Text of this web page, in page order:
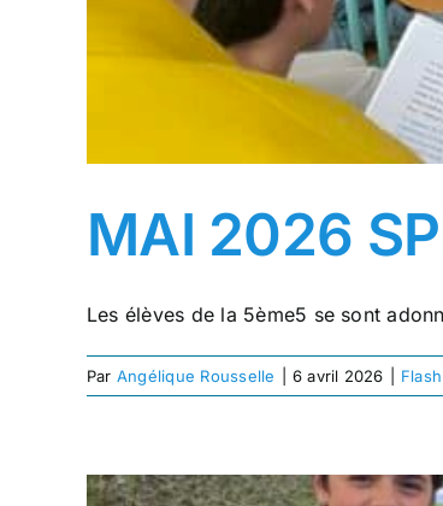
MAI 2026
Les élèves de la 5ème5 se sont
Par Angélique Rousselle 6 avril 2026